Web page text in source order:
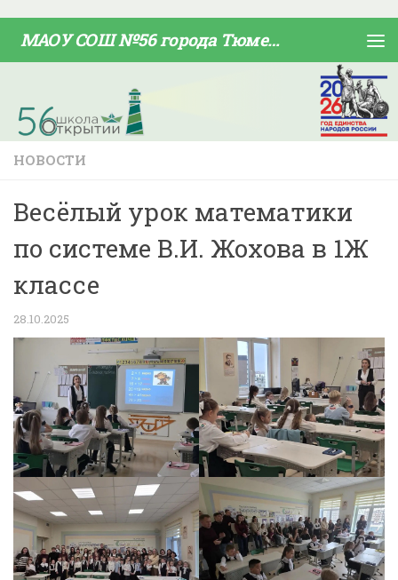
МАОУ СОШ №56 города Тюмени
НОВОСТИ
Весёлый урок математики
по системе В.И. Жохова в 1Ж
классе
28.10.2025